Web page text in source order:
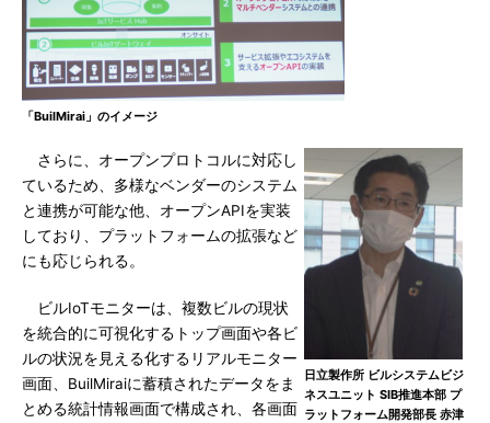
「BuilMirai」のイメージ
日立製作所 ビルシステムビジ
ネスユニット SIB推進本部 プ
ラットフォーム開発部長 赤津
さらに、オープンプロトコルに対応し
ているため、多様なベンダーのシステム
と連携が可能な他、オープンAPIを実装
しており、プラットフォームの拡張など
にも応じられる。
ビルIoTモニターは、複数ビルの現状
を統合的に可視化するトップ画面や各ビ
ルの状況を見える化するリアルモニター
画面、BuilMiraiに蓄積されたデータをま
とめる統計情報画面で構成され、各画面